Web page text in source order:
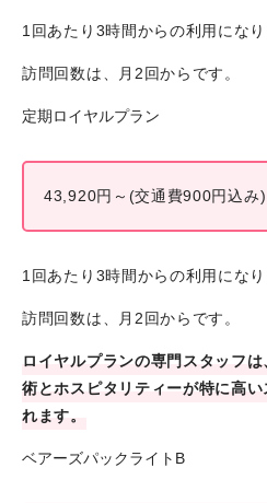
1回あたり3時間からの利用になり
訪問回数は、月2回からです。
定期ロイヤルプラン
43,920円～(交通費900円込み)
1回あたり3時間からの利用になり
訪問回数は、月2回からです。
ロイヤルプランの専門スタッフ
術とホスピタリティーが特に高
れます。
ベアーズパックライトB